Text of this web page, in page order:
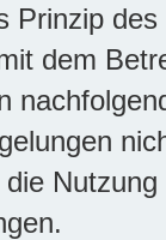
Prinzip
dem